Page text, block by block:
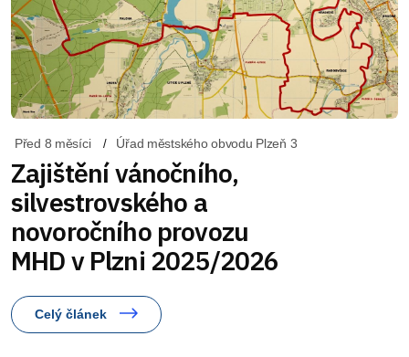
Před 8 měsíci Úřad městského obvodu Plzeň 3
Zajištění vánočního,
silvestrovského a
novoročního provozu
MHD v Plzni 2025/2026
Celý článek